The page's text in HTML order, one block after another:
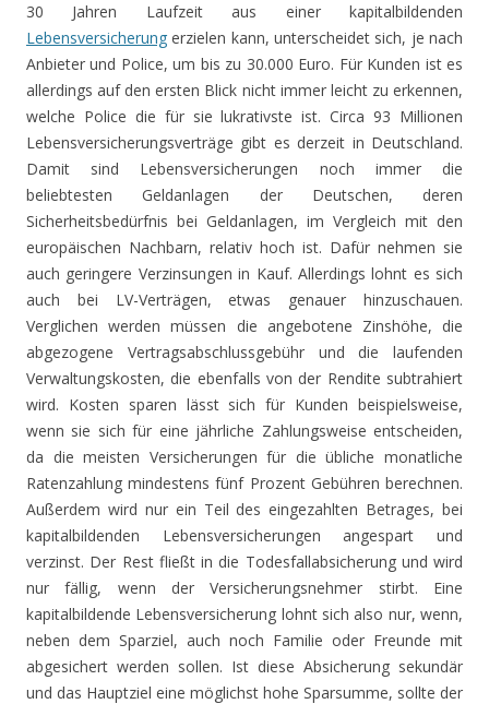
30 Jahren Laufzeit aus einer kapitalbildenden
Lebensversicherung erzielen kann, unterscheidet sich, je nach
Anbieter und Police, um bis zu 30.000 Euro. Für Kunden ist es
allerdings auf den ersten Blick nicht immer leicht zu erkennen,
welche Police die für sie lukrativste ist. Circa 93 Millionen
Lebensversicherungsverträge gibt es derzeit in Deutschland.
Damit sind Lebensversicherungen noch immer die
beliebtesten Geldanlagen der Deutschen, deren
Sicherheitsbedürfnis bei Geldanlagen, im Vergleich mit den
europäischen Nachbarn, relativ hoch ist. Dafür nehmen sie
auch geringere Verzinsungen in Kauf. Allerdings lohnt es sich
auch bei LV-Verträgen, etwas genauer hinzuschauen.
Verglichen werden müssen die angebotene Zinshöhe, die
abgezogene Vertragsabschlussgebühr und die laufenden
Verwaltungskosten, die ebenfalls von der Rendite subtrahiert
wird. Kosten sparen lässt sich für Kunden beispielsweise,
wenn sie sich für eine jährliche Zahlungsweise entscheiden,
da die meisten Versicherungen für die übliche monatliche
Ratenzahlung mindestens fünf Prozent Gebühren berechnen.
Außerdem wird nur ein Teil des eingezahlten Betrages, bei
kapitalbildenden Lebensversicherungen angespart und
verzinst. Der Rest fließt in die Todesfallabsicherung und wird
nur fällig, wenn der Versicherungsnehmer stirbt. Eine
kapitalbildende Lebensversicherung lohnt sich also nur, wenn,
neben dem Sparziel, auch noch Familie oder Freunde mit
abgesichert werden sollen. Ist diese Absicherung sekundär
und das Hauptziel eine möglichst hohe Sparsumme, sollte der